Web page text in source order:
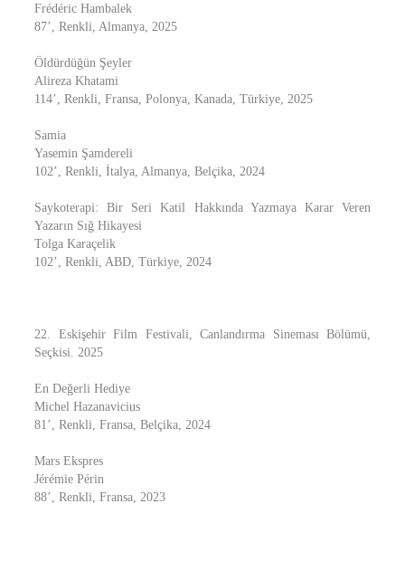
Frédéric Hambalek
87’, Renkli, Almanya, 2025
Öldürdüğün Şeyler
Alireza Khatami
114’, Renkli, Fransa, Polonya, Kanada, Türkiye, 2025
Samia
Yasemin Şamdereli
102’, Renkli, İtalya, Almanya, Belçika, 2024
Saykoterapi: Bir Seri Katil Hakkında Yazmaya Karar Veren
Yazarın Sığ Hikayesi
Tolga Karaçelik
102’, Renkli, ABD, Türkiye, 2024
22. Eskişehir Film Festivali, Canlandırma Sineması Bölümü,
Seçkisi. 2025
En Değerli Hediye
Michel Hazanavicius
81’, Renkli, Fransa, Belçika, 2024
Mars Ekspres
Jérémie Périn
88’, Renkli, Fransa, 2023